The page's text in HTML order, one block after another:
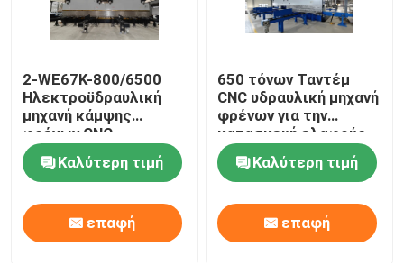
Laser Cutting Machine
CNC μηχάνημα κοπής πλάσματος
Πολωνός που ισιώνει τη μηχανή
Σπείρα χάλυβα που σκίζει τη γραμμή
2-WE67K-800/6500
Ηλεκτροϋδραυλική
μηχανή κάμψης
φρένων CNC
Καλύτερη τιμή
επαφή
650 τόνων Ταντέμ
CNC υδραυλική μηχανή
φρένων για την
κατασκευή ελαφρύς
στύλου και υψηλού
μαστούΚαλύτερη τιμή
επαφή